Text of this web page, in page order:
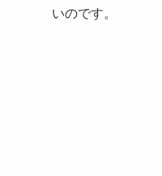
いのです。